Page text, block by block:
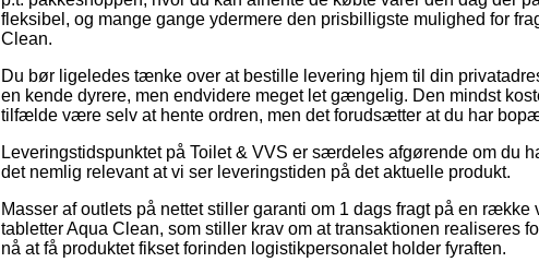
fleksibel, og mange gange ydermere den prisbilligste mulighed for
Clean.
Du bør ligeledes tænke over at bestille levering hjem til din
en kende dyrere, men endvidere meget let gængelig. Den mindst
tilfælde være selv at hente ordren, men det forudsætter at du har
Leveringstidspunktet på Toilet & VVS er særdeles afgørende om du
det nemlig relevant at vi ser leveringstiden på det aktuelle produkt.
Masser af outlets på nettet stiller garanti om 1 dags fragt på en
tabletter Aqua Clean, som stiller krav om at transaktionen realiseres
nå at få produktet fikset forinden logistikpersonalet holder fyraften.